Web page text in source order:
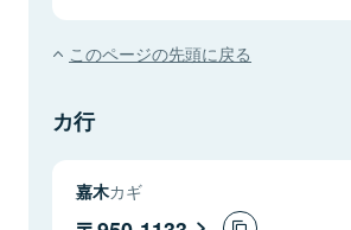
このページの先頭に戻る
カ行
嘉木カギ